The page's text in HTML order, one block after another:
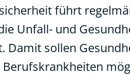
führt
Unfall- und
Damit sollen